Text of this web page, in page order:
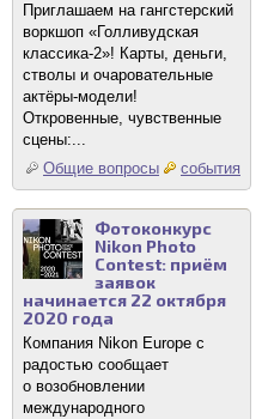
Приглашаем на гангстерский
воркшоп «Голливудская
классика-2»! Карты, деньги,
стволы и очаровательные
актёры-модели!
Откровенные, чувственные
сцены:...
Общие вопросы
события
Фотоконкурс
Nikon Photo
Contest: приём
заявок
начинается 22 октября
2020 года
Компания Nikon Europe с
радостью сообщает
о возобновлении
международного